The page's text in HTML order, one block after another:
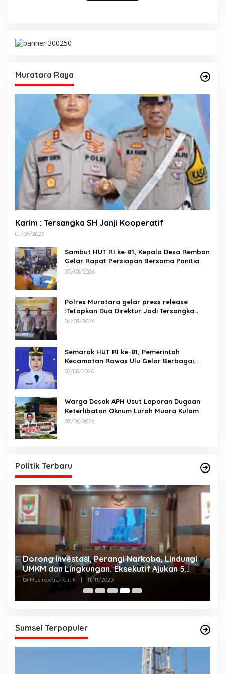
Muratara Raya
Karim : Tersangka SH Janji Kooperatif
07/08/2026
Sambut HUT RI ke-81, Kepala Desa Remban
Gelar Rapat Persiapan Bersama Panitia
05/08/2026
Polres Muratara gelar press release
:Tetapkan Dua Direktur Jadi Tersangka
Kecelakaan Maut antara Bus ALS dan
04/08/2026
Semarak HUT RI ke-81, Pemerintah
Kecamatan Rawas Ulu Gelar Berbagai
Lomba
03/08/2026
Warga Desak APH Usut Laporan Dugaan
Keterlibatan Oknum Lurah Muara Kulam
02/08/2026
Politik Terbaru
Dorong Investasi, Perangi Narkoba, Lindungi
UMKM dan Lingkungan. Eksekutif Ajukan 5
Raperda Strategis.
Di Musirawas, Politik | 11/11/2025
Sumsel Terpopuler